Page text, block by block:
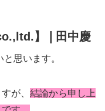
】❘田中慶
思います。
が、 結論から申し上